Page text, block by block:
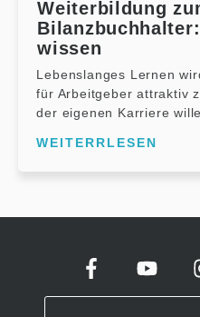
Weiterbildung
wissen
Lebenslanges Lernen
für Arbeitgeber attraktiv
der eigenen Karriere
WEITERRLESEN